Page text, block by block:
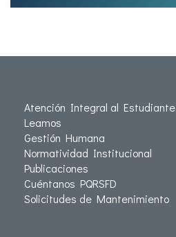
Atención Integral al Estudiante
Leamos
Gestión Humana
Normatividad Institucional
Publicaciones
Cuéntanos PQRSFD
Solicitudes de Mantenimiento